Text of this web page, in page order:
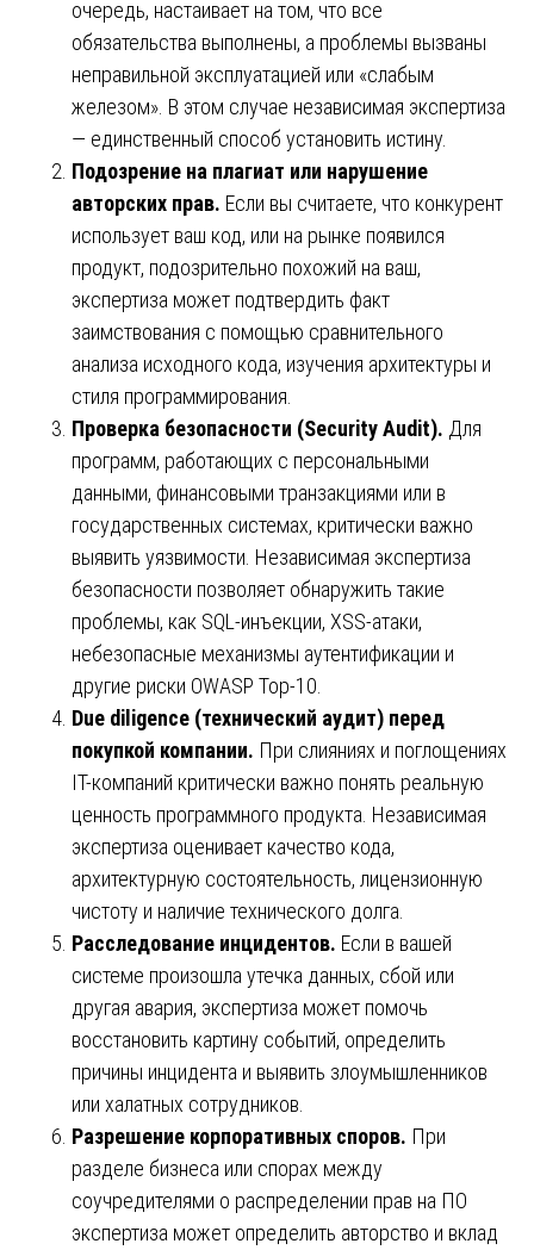
очередь, настаивает на том, что все
обязательства выполнены, а проблемы вызваны
неправильной эксплуатацией или «слабым
железом». В этом случае независимая экспертиза
— единственный способ установить истину.
Подозрение на плагиат или нарушение
авторских прав. Если вы считаете, что конкурент
использует ваш код, или на рынке появился
продукт, подозрительно похожий на ваш,
экспертиза может подтвердить факт
заимствования с помощью сравнительного
анализа исходного кода, изучения архитектуры и
стиля программирования.
Проверка безопасности (Security Audit). Для
программ, работающих с персональными
данными, финансовыми транзакциями или в
государственных системах, критически важно
выявить уязвимости. Независимая экспертиза
безопасности позволяет обнаружить такие
проблемы, как SQL-инъекции, XSS-атаки,
небезопасные механизмы аутентификации и
другие риски OWASP Top-10.
Due diligence (технический аудит) перед
покупкой компании. При слияниях и поглощениях
IT-компаний критически важно понять реальную
ценность программного продукта. Независимая
экспертиза оценивает качество кода,
архитектурную состоятельность, лицензионную
чистоту и наличие технического долга.
Расследование инцидентов. Если в вашей
системе произошла утечка данных, сбой или
другая авария, экспертиза может помочь
восстановить картину событий, определить
причины инцидента и выявить злоумышленников
или халатных сотрудников.
Разрешение корпоративных споров. При
разделе бизнеса или спорах между
соучредителями о распределении прав на ПО
экспертиза может определить авторство и вклад